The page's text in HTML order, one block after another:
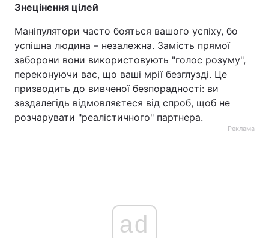
Знецінення цілей
Маніпулятори часто бояться вашого успіху, бо
успішна людина – незалежна. Замість прямої
заборони вони використовують "голос розуму",
переконуючи вас, що ваші мрії безглузді. Це
призводить до вивченої безпорадності: ви
заздалегідь відмовляєтеся від спроб, щоб не
розчарувати "реалістичного" партнера.
Реклама
ad